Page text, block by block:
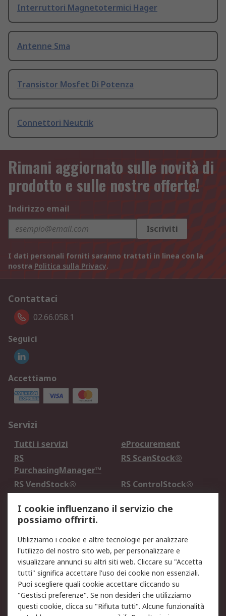
Interruttori Magnetotermici Hager
Antenne Sma
Transistor Mosfet Di Potenza
Connettori Neutrik
Rimani aggiornato sulle novità di
prodotto e sulle nostre offerte!
Indirizzo email
Iscriviti
I dati personali forniti saranno trattati in linea con la
nostra Politica sulla Privacy.
Contattaci
02.66.058.1
Seguici
Accettiamo
Servizi
Tutti i servizi
eProcurement
RS
PurchasingManager™
RS ScanStock®
RS VendStock®
RS ControlStock®
Legale
Informativa Cookie
Informativa Privacy -
Aggiornata
Email Security
Termini d'uso
Condizioni di vendita
Condizioni generali di
servizio
Etica e responsabilità
I cookie influenzano il servizio che
possiamo offrirti.
Utilizziamo i cookie e altre tecnologie per analizzare
l'utilizzo del nostro sito web, per personalizzare e
visualizzare annunci su altri siti web. Cliccare su "Accetta
tutti" significa accettare l'uso dei cookie non essenziali.
Puoi scegliere quali cookie accettare cliccando su
"Gestisci preferenze". Se non desideri che utilizziamo
questi cookie, clicca su "Rifiuta tutti". Alcune funzionalità